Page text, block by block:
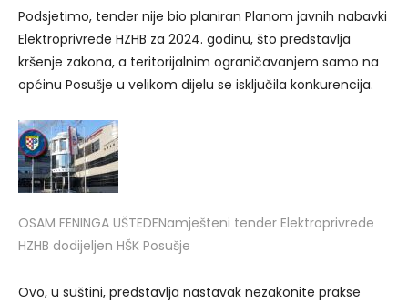
Podsjetimo, tender nije bio planiran Planom javnih nabavki
Elektroprivrede HZHB za 2024. godinu, što predstavlja
kršenje zakona, a teritorijalnim ograničavanjem samo na
općinu Posušje u velikom dijelu se isključila konkurencija.
OSAM FENINGA UŠTEDENamješteni tender Elektroprivrede
HZHB dodijeljen HŠK Posušje
Ovo, u suštini, predstavlja nastavak nezakonite prakse